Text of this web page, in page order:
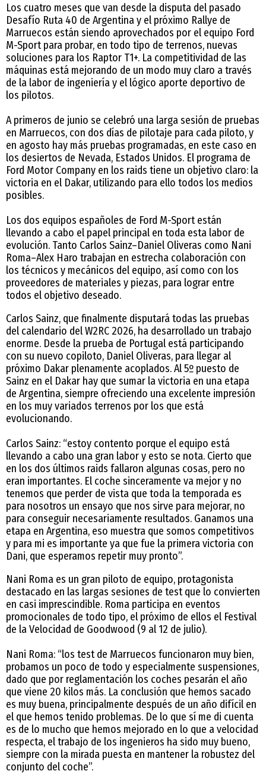
Los cuatro meses que van desde la disputa del pasado
Desafío Ruta 40 de Argentina y el próximo Rallye de
Marruecos están siendo aprovechados por el equipo Ford
M-Sport para probar, en todo tipo de terrenos, nuevas
soluciones para los Raptor T1+. La competitividad de las
máquinas está mejorando de un modo muy claro a través
de la labor de ingeniería y el lógico aporte deportivo de
los pilotos.
A primeros de junio se celebró una larga sesión de pruebas
en Marruecos, con dos días de pilotaje para cada piloto, y
en agosto hay más pruebas programadas, en este caso en
los desiertos de Nevada, Estados Unidos. El programa de
Ford Motor Company en los raids tiene un objetivo claro: la
victoria en el Dakar, utilizando para ello todos los medios
posibles.
Los dos equipos españoles de Ford M-Sport están
llevando a cabo el papel principal en toda esta labor de
evolución. Tanto Carlos Sainz–Daniel Oliveras como Nani
Roma–Alex Haro trabajan en estrecha colaboración con
los técnicos y mecánicos del equipo, así como con los
proveedores de materiales y piezas, para lograr entre
todos el objetivo deseado.
Carlos Sainz, que finalmente disputará todas las pruebas
del calendario del W2RC 2026, ha desarrollado un trabajo
enorme. Desde la prueba de Portugal está participando
con su nuevo copiloto, Daniel Oliveras, para llegar al
próximo Dakar plenamente acoplados. Al 5º puesto de
Sainz en el Dakar hay que sumar la victoria en una etapa
de Argentina, siempre ofreciendo una excelente impresión
en los muy variados terrenos por los que está
evolucionando.
Carlos Sainz: “estoy contento porque el equipo está
llevando a cabo una gran labor y esto se nota. Cierto que
en los dos últimos raids fallaron algunas cosas, pero no
eran importantes. El coche sinceramente va mejor y no
tenemos que perder de vista que toda la temporada es
para nosotros un ensayo que nos sirve para mejorar, no
para conseguir necesariamente resultados. Ganamos una
etapa en Argentina, eso muestra que somos competitivos
y para mi es importante ya que fue la primera victoria con
Dani, que esperamos repetir muy pronto”.
Nani Roma es un gran piloto de equipo, protagonista
destacado en las largas sesiones de test que lo convierten
en casi imprescindible. Roma participa en eventos
promocionales de todo tipo, el próximo de ellos el Festival
de la Velocidad de Goodwood (9 al 12 de julio).
Nani Roma: “los test de Marruecos funcionaron muy bien,
probamos un poco de todo y especialmente suspensiones,
dado que por reglamentación los coches pesarán el año
que viene 20 kilos más. La conclusión que hemos sacado
es muy buena, principalmente después de un año difícil en
el que hemos tenido problemas. De lo que sí me di cuenta
es de lo mucho que hemos mejorado en lo que a velocidad
respecta, el trabajo de los ingenieros ha sido muy bueno,
siempre con la mirada puesta en mantener la robustez del
conjunto del coche”.